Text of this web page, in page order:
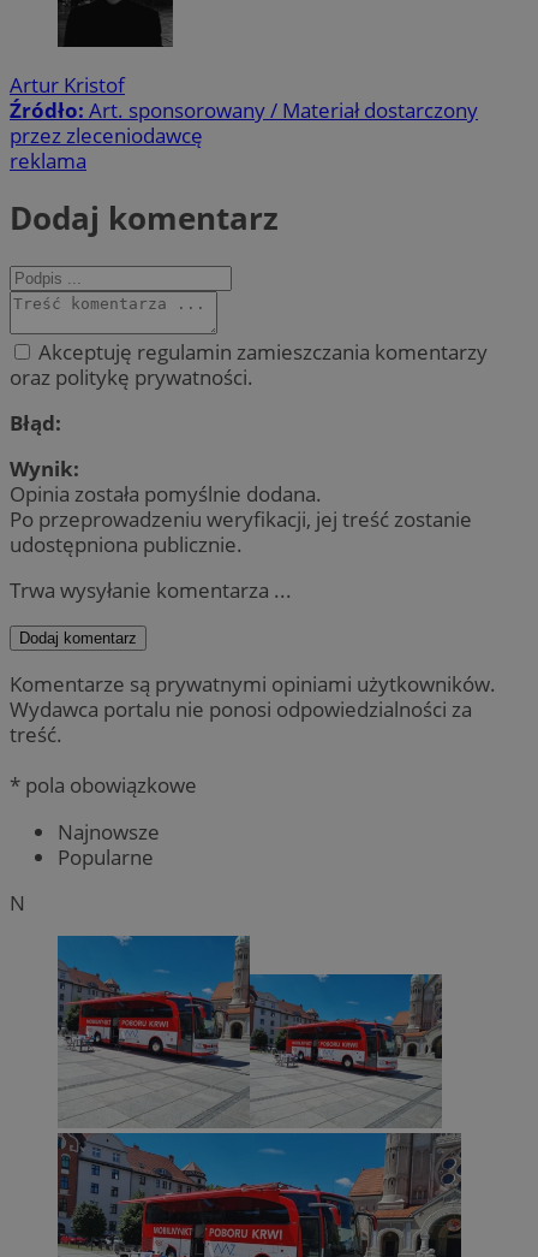
Artur Kristof
Źródło: Art. sponsorowany / Materiał dostarczony
przez zleceniodawcę
reklama
Dodaj komentarz
Akceptuję regulamin zamieszczania komentarzy
oraz politykę prywatności.
Błąd:
Wynik:
Opinia została pomyślnie dodana.
Po przeprowadzeniu weryfikacji, jej treść zostanie
udostępniona publicznie.
Trwa wysyłanie komentarza ...
Dodaj komentarz
Komentarze są prywatnymi opiniami użytkowników.
Wydawca portalu nie ponosi odpowiedzialności za
treść.
* pola obowiązkowe
Najnowsze
Popularne
N